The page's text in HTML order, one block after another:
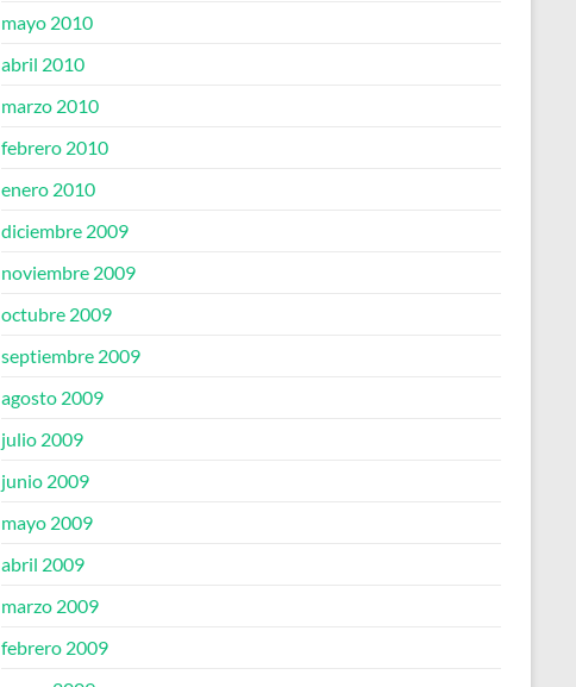
mayo 2010
abril 2010
marzo 2010
febrero 2010
enero 2010
diciembre 2009
noviembre 2009
octubre 2009
septiembre 2009
agosto 2009
julio 2009
junio 2009
mayo 2009
abril 2009
marzo 2009
febrero 2009